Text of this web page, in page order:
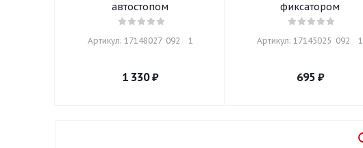
автостопом
Артикул: 17148027  092    1
1 330₽
фиксатором
Артикул: 17145025  092    1
695₽